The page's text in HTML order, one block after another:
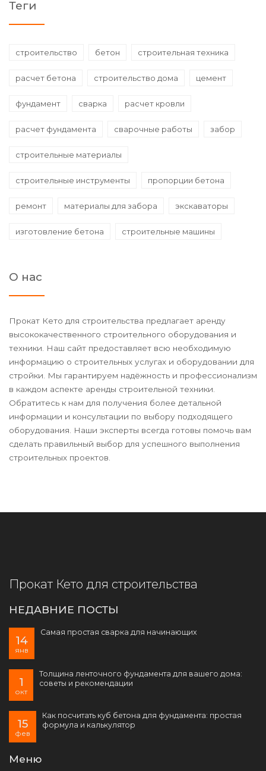
Теги
строительство бетон строительная техника
расчет бетона строительство дома цемент
фундамент сварка расчет кровли
расчет фундамента сварочные работы забор
строительные материалы
строительные инструменты пропорции бетона
ремонт материалы для забора экскаваторы
изготовление бетона строительные машины
О нас
Прокат Кето для строительства предлагает аренду
высококачественного строительного оборудования и
техники. Наш сайт предоставляет всю необходимую
информацию о строительных услугах и оборудовании для
стройки. Мы гарантируем надёжность и профессионализм
в каждом аспекте аренды строительной техники.
Обратитесь к нам для получения более детальной
информации и консультации по выбору подходящего
оборудования. Наши эксперты всегда готовы помочь вам
сделать правильный выбор для успешного выполнения
строительных проектов.
Прокат Кето для строительства
НЕДАВНИЕ ПОСТЫ
14
янв
Самая простая сварка для начинающих
1
окт
Толщина ленточного фундамента для вашего дома:
советы и рекомендации
15
фев
Как посчитать куб бетона для фундамента: простая
формула и калькулятор
Меню